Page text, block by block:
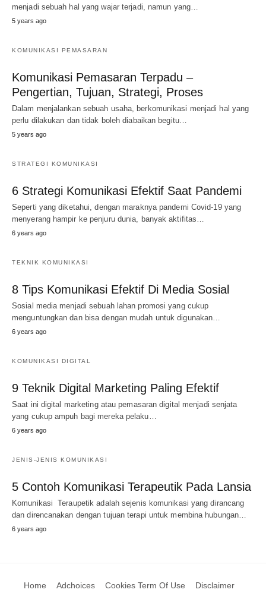
menjadi sebuah hal yang wajar terjadi, namun yang…
5 years ago
KOMUNIKASI PEMASARAN
Komunikasi Pemasaran Terpadu –
Pengertian, Tujuan, Strategi, Proses
Dalam menjalankan sebuah usaha, berkomunikasi menjadi hal yang
perlu dilakukan dan tidak boleh diabaikan begitu…
5 years ago
STRATEGI KOMUNIKASI
6 Strategi Komunikasi Efektif Saat Pandemi
Seperti yang diketahui, dengan maraknya pandemi Covid-19 yang
menyerang hampir ke penjuru dunia, banyak aktifitas…
6 years ago
TEKNIK KOMUNIKASI
8 Tips Komunikasi Efektif Di Media Sosial
Sosial media menjadi sebuah lahan promosi yang cukup
menguntungkan dan bisa dengan mudah untuk digunakan…
6 years ago
KOMUNIKASI DIGITAL
9 Teknik Digital Marketing Paling Efektif
Saat ini digital marketing atau pemasaran digital menjadi senjata
yang cukup ampuh bagi mereka pelaku…
6 years ago
JENIS-JENIS KOMUNIKASI
5 Contoh Komunikasi Terapeutik Pada Lansia
Komunikasi Teraupetik adalah sejenis komunikasi yang dirancang
dan direncanakan dengan tujuan terapi untuk membina hubungan…
6 years ago
Home Adchoices Cookies Term Of Use Disclaimer